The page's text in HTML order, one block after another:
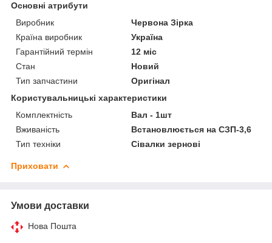
Основні атрибути
Виробник
Червона Зірка
Країна виробник
Україна
Гарантійний термін
12 міс
Стан
Новий
Тип запчастини
Оригінал
Користувальницькі характеристики
Комплектність
Вал - 1шт
Вживаність
Встановлюється на СЗП-3,6
Тип техніки
Сівалки зернові
Приховати
Умови доставки
Нова Пошта